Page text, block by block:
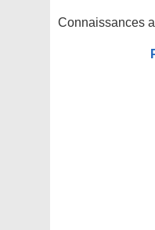
Connaissances